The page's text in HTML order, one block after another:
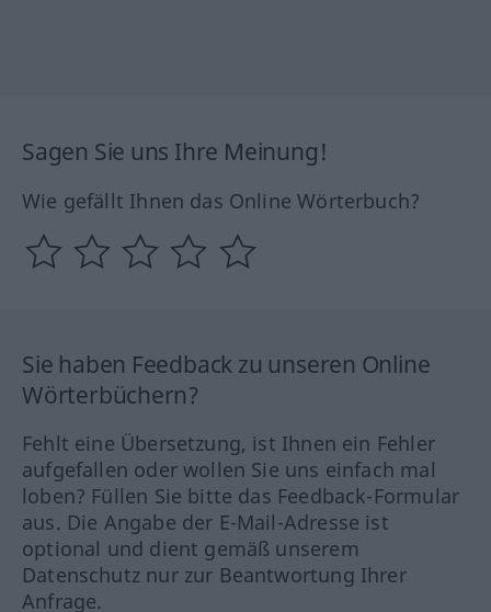
Sagen Sie uns Ihre Meinung!
Wie gefällt Ihnen das Online Wörterbuch?
Sie haben Feedback zu unseren Online
Wörterbüchern?
Fehlt eine Übersetzung, ist Ihnen ein Fehler
aufgefallen oder wollen Sie uns einfach mal
loben? Füllen Sie bitte das Feedback-Formular
aus. Die Angabe der E-Mail-Adresse ist
optional und dient gemäß unserem
Datenschutz nur zur Beantwortung Ihrer
Anfrage.